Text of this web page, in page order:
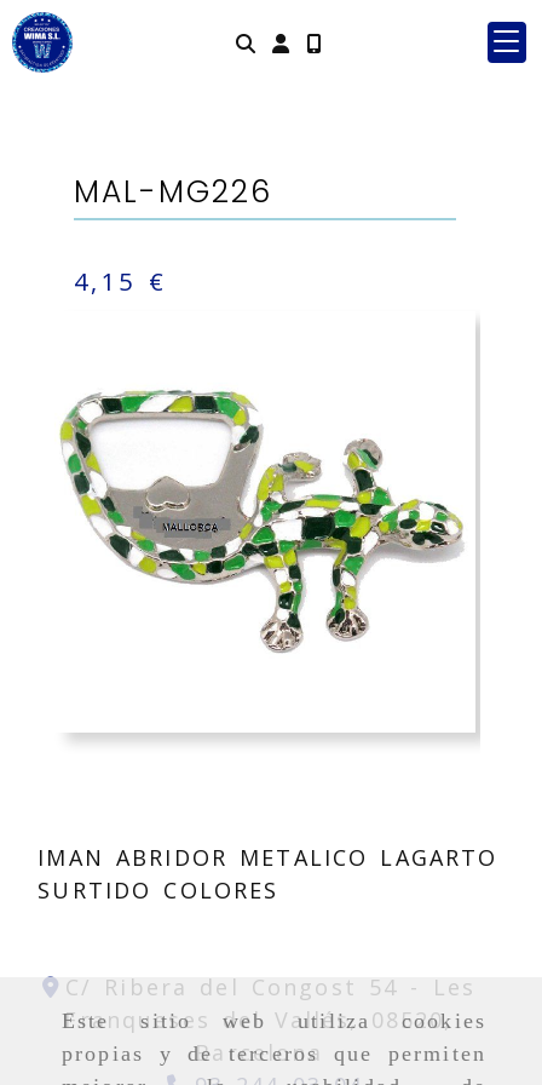
Este sitio web utiliza cookies
propias y de terceros que permiten
Identifícate
MAL-MG226
4,15 €
IMAN ABRIDOR METALICO LAGARTO
SURTIDO COLORES
C/ Ribera del Congost 54 -
Les
Franqueses del Vallés, 08520,
Barcelona